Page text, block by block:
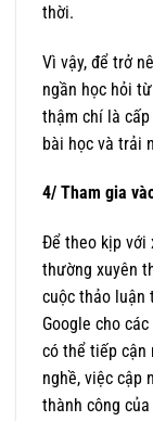
thời.
Vì vậy, để trở
ngần học hỏi
thậm chí là
bài học và trải
4/ Tham gia
Để theo kịp với
thường xuyên
cuộc thảo luận
Google cho
có thể tiếp cận
nghề, việc cập
thành công